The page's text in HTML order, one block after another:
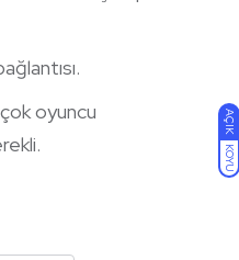
AÇIK
KOYU
oyuncu